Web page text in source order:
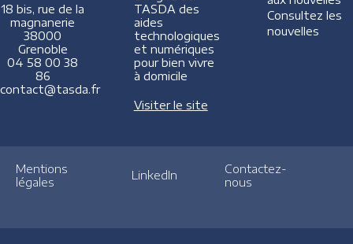
18 bis, rue de la
magnanerie
38000
Grenoble
04 58 00 38
86
contact@tasda.fr
TASDA des
aides
technologiques
et numériques
pour bien vivre
à domicile
Visiter le site
Consultez les
nouvelles
Mentions
légales
LinkedIn
Contactez-
nous